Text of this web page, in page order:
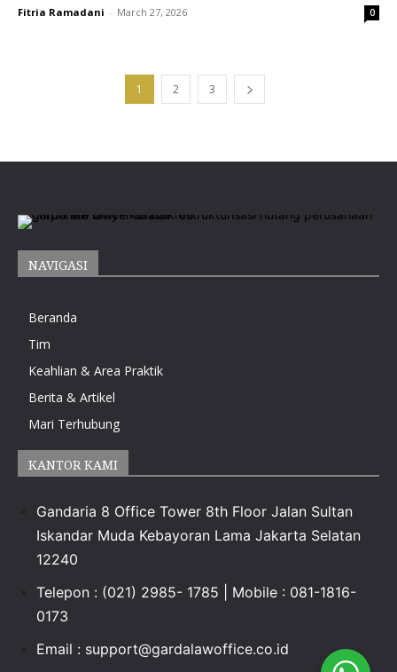
Fitria Ramadani - March 27, 2026 0
1 2 3
NAVIGASI
Beranda
Tim
Keahlian & Area Praktik
Berita & Artikel
Mari Terhubung
KANTOR KAMI
Gandaria 8 Office Tower 8th Floor Jalan Sultan
Iskandar Muda Kebayoran Lama Jakarta Selatan
12240
Telepon : (021) 2985- 1785 | Mobile : 081-1816-
0173
Email : support@gardalawoffice.co.id